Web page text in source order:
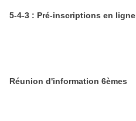
5-4-3 : Pré-inscriptions en ligne
Réunion d'information 6èmes